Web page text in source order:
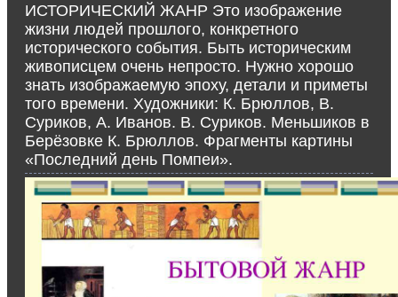
ИСТОРИЧЕСКИЙ ЖАНР Это изображение
жизни людей прошлого, конкретного
исторического события. Быть историческим
живописцем очень непросто. Нужно хорошо
знать изображаемую эпоху, детали и приметы
того времени. Художники: К. Брюллов, В.
Суриков, А. Иванов. В. Суриков. Меньшиков в
Берёзовке К. Брюллов. Фрагменты картины
«Последний день Помпеи».